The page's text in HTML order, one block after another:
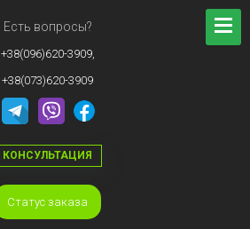
Есть вопросы?
+38(096)620-3909,
+38(073)620-3909
КОНСУЛЬТАЦИЯ
Статус заказа